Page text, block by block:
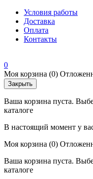
Условия работы
Доставка
Оплата
Контакты
0
Моя корзина (0)
Закрыть
Ваша корзина пуста.
каталоге
В настоящий момент у
Моя корзина (0)
Ваша корзина пуста.
каталоге